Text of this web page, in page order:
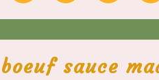
sauce